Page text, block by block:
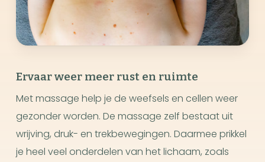
Ervaar weer meer rust en ruimte
Met massage help je de weefsels en cellen weer
gezonder worden. De massage zelf bestaat uit
wrijving, druk- en trekbewegingen. Daarmee prikkel
je heel veel onderdelen van het lichaam, zoals